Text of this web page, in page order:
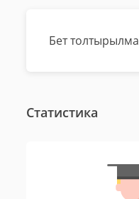
Бет
Статистика